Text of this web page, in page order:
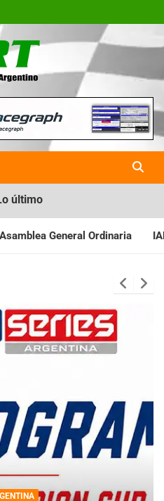
La Revista
Karting en
último
IAME SERIES ARGENTINA: